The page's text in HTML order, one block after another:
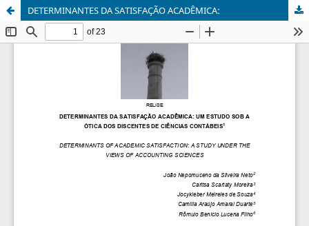
DETERMINANTES DA SATISFAÇÃO ACADÊMICA: